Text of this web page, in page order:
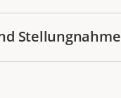
Stellungnahme